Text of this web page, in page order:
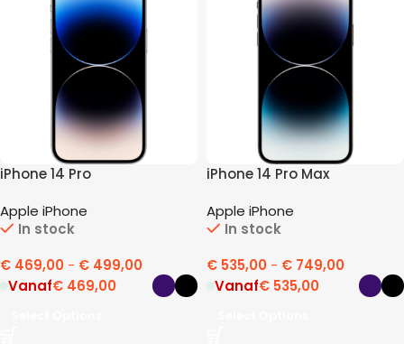
iPhone 14 Pro
Apple iPhone
In stock
€ 469,00 - € 499,00
Vanaf€ 469,00
iPhone 14 Pro Max
Apple iPhone
In stock
€ 535,00 - € 749,00
Vanaf€ 535,00